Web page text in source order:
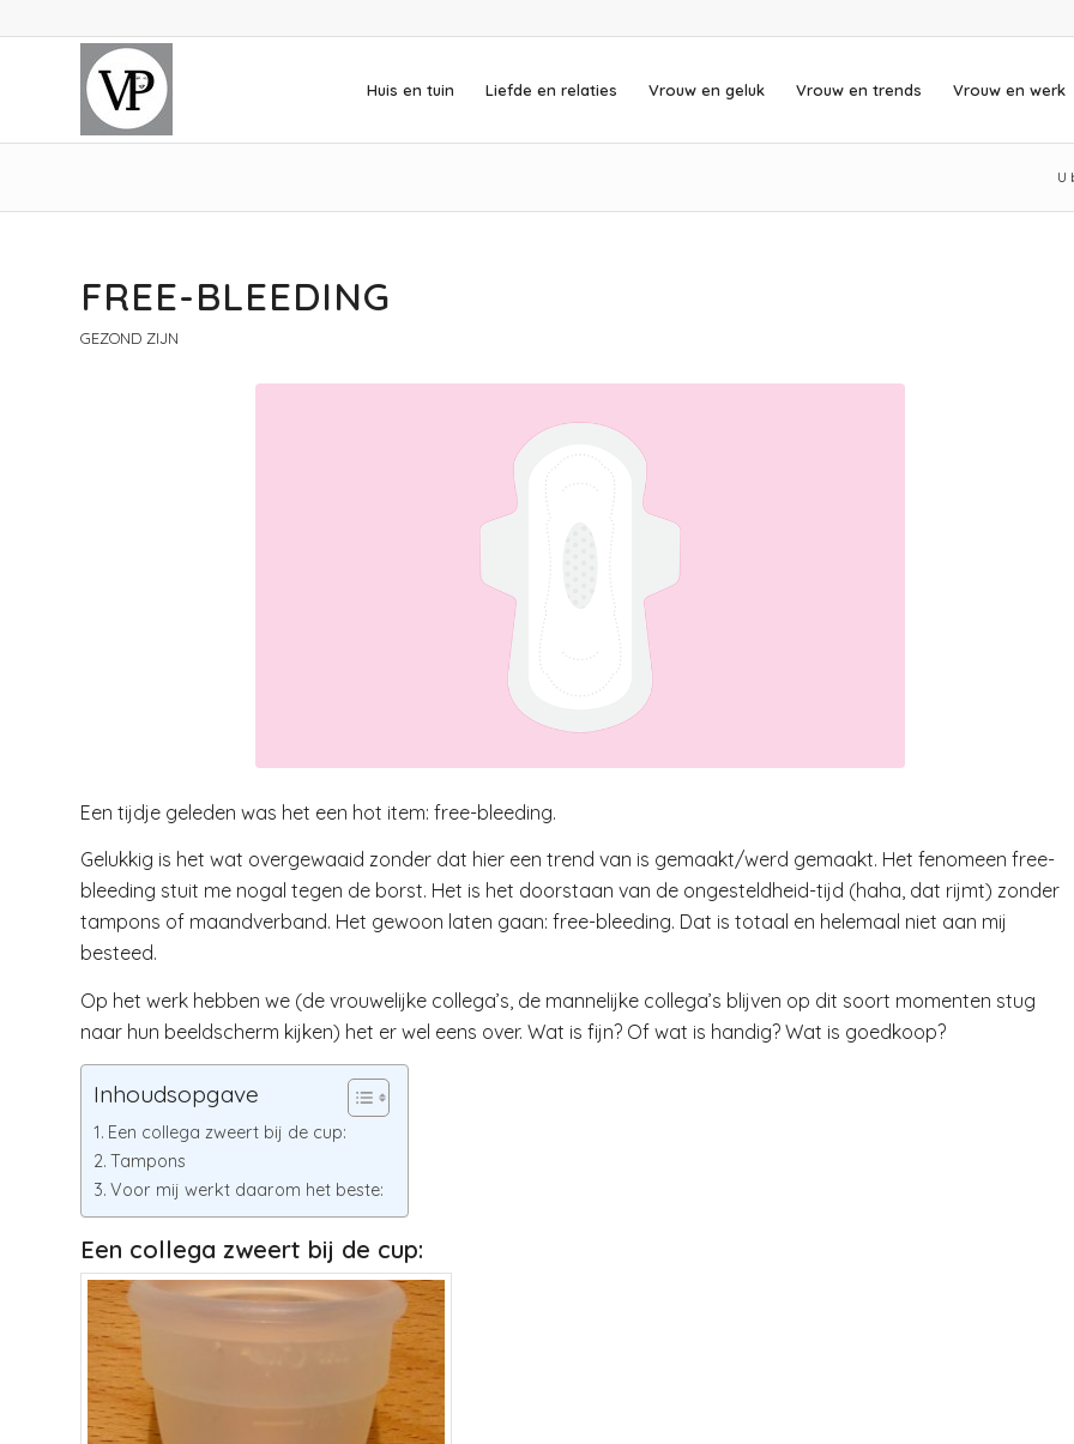
Huis en tuin Liefde en relaties Vrouw en geluk Vrouw en trends Vrouw en werk
U
FREE-BLEEDING
GEZOND ZIJN
Een tijdje geleden was het een hot item: free-bleeding.
Gelukkig is het wat overgewaaid zonder dat hier een trend van is gemaakt/werd gemaakt. Het fenomeen free-
bleeding stuit me nogal tegen de borst. Het is het doorstaan van de ongesteldheid-tijd (haha, dat rijmt) zonder
tampons of maandverband. Het gewoon laten gaan: free-bleeding. Dat is totaal en helemaal niet aan mij
besteed.
Op het werk hebben we (de vrouwelijke collega’s, de mannelijke collega’s blijven op dit soort momenten stug
naar hun beeldscherm kijken) het er wel eens over. Wat is fijn? Of wat is handig? Wat is goedkoop?
Inhoudsopgave
Een collega zweert bij de cup:
Tampons
Voor mij werkt daarom het beste:
Een collega zweert bij de cup: